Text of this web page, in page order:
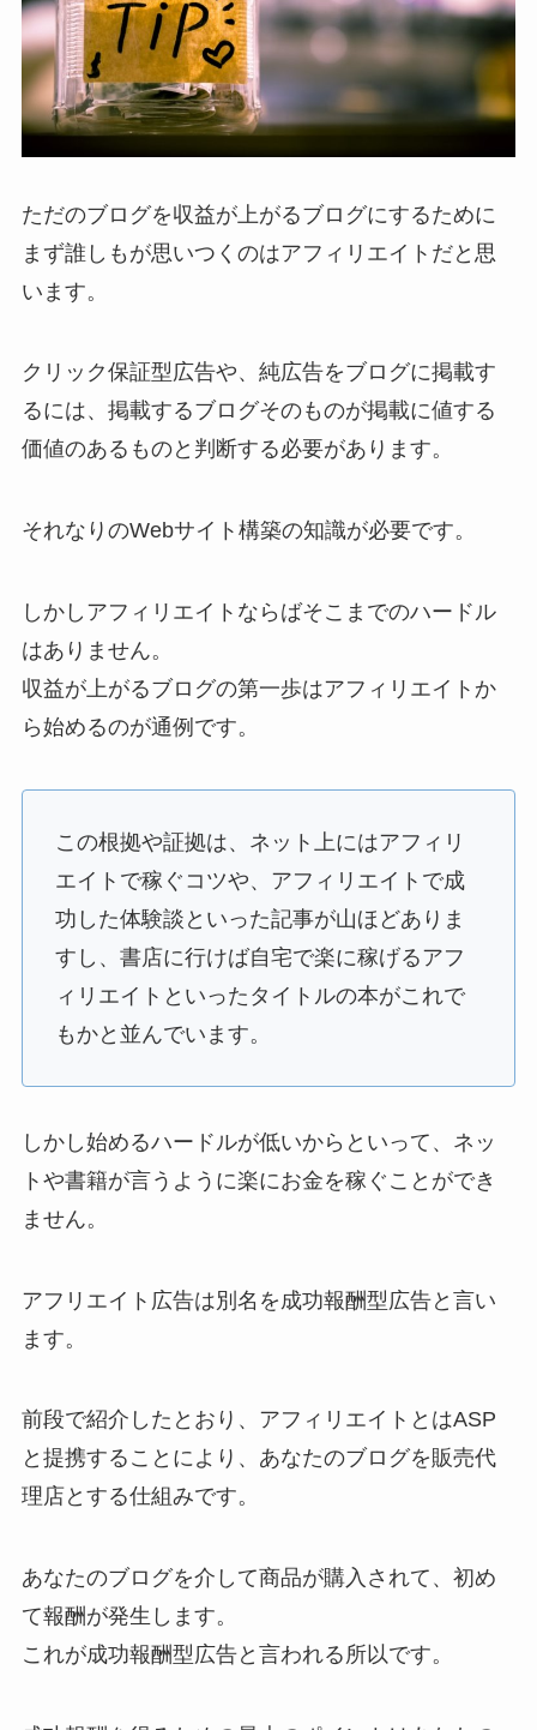
ただのブログを収益が上がるブログにするために
まず誰しもが思いつくのはアフィリエイトだと思
います。
クリック保証型広告や、純広告をブログに掲載す
るには、掲載するブログそのものが掲載に値する
価値のあるものと判断する必要があります。
それなりのWebサイト構築の知識が必要です。
しかしアフィリエイトならばそこまでのハードル
はありません。
収益が上がるブログの第一歩はアフィリエイトか
ら始めるのが通例です。
この根拠や証拠は、ネット上にはアフィリ
エイトで稼ぐコツや、アフィリエイトで成
功した体験談といった記事が山ほどありま
すし、書店に行けば自宅で楽に稼げるアフ
ィリエイトといったタイトルの本がこれで
もかと並んでいます。
しかし始めるハードルが低いからといって、ネッ
トや書籍が言うように楽にお金を稼ぐことができ
ません。
アフリエイト広告は別名を成功報酬型広告と言い
ます。
前段で紹介したとおり、アフィリエイトとはASP
と提携することにより、あなたのブログを販売代
理店とする仕組みです。
あなたのブログを介して商品が購入されて、初め
て報酬が発生します。
これが成功報酬型広告と言われる所以です。